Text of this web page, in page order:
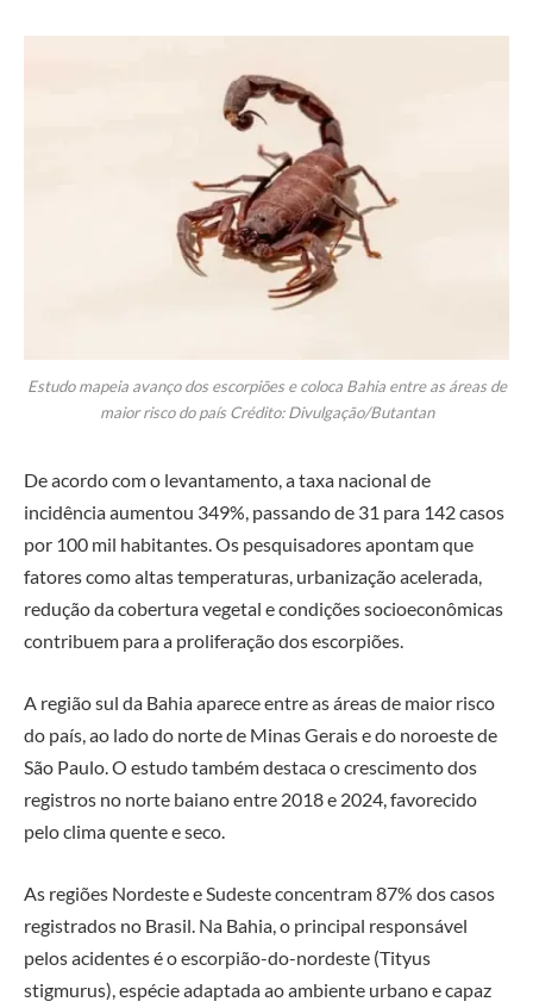
Estudo mapeia avanço dos escorpiões e coloca Bahia entre as áreas de
maior risco do país Crédito: Divulgação/Butantan
De acordo com o levantamento, a taxa nacional de
incidência aumentou 349%, passando de 31 para 142 casos
por 100 mil habitantes. Os pesquisadores apontam que
fatores como altas temperaturas, urbanização acelerada,
redução da cobertura vegetal e condições socioeconômicas
contribuem para a proliferação dos escorpiões.
A região sul da Bahia aparece entre as áreas de maior risco
do país, ao lado do norte de Minas Gerais e do noroeste de
São Paulo. O estudo também destaca o crescimento dos
registros no norte baiano entre 2018 e 2024, favorecido
pelo clima quente e seco.
As regiões Nordeste e Sudeste concentram 87% dos casos
registrados no Brasil. Na Bahia, o principal responsável
pelos acidentes é o escorpião-do-nordeste (Tityus
stigmurus), espécie adaptada ao ambiente urbano e capaz